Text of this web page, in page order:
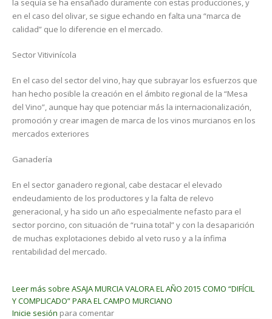
la sequía se ha ensañado duramente con estas producciones, y
en el caso del olivar, se sigue echando en falta una “marca de
calidad” que lo diferencie en el mercado.
Sector Vitivinícola
En el caso del sector del vino, hay que subrayar los esfuerzos que
han hecho posible la creación en el ámbito regional de la “Mesa
del Vino”, aunque hay que potenciar más la internacionalización,
promoción y crear imagen de marca de los vinos murcianos en los
mercados exteriores
Ganadería
En el sector ganadero regional, cabe destacar el elevado
endeudamiento de los productores y la falta de relevo
generacional, y ha sido un año especialmente nefasto para el
sector porcino, con situación de “ruina total” y con la desaparición
de muchas explotaciones debido al veto ruso y a la ínfima
rentabilidad del mercado.
Leer más sobre ASAJA MURCIA VALORA EL AÑO 2015 COMO “DIFÍCIL
Y COMPLICADO” PARA EL CAMPO MURCIANO
Inicie sesión para comentar